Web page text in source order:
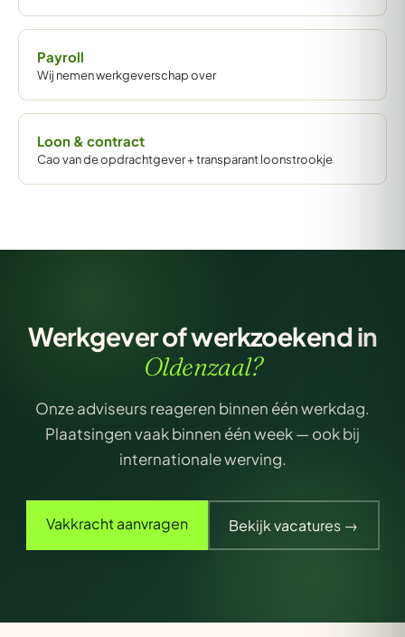
Payroll
Wij nemen werkgeverschap over
Loon & contract
Cao van de opdrachtgever + transparant loonstrookje
Werkgever of werkzoekend in
Oldenzaal?
Onze adviseurs reageren binnen één werkdag.
Plaatsingen vaak binnen één week — ook bij
internationale werving.
Vakkracht aanvragen Bekijk vacatures →